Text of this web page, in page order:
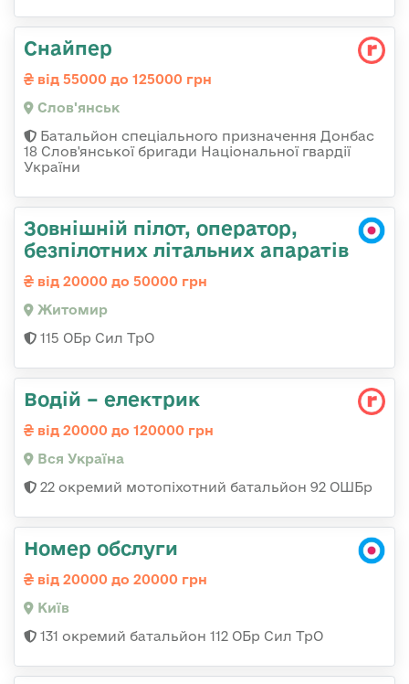
Снайпер
від 55000 до 125000 грн
Слов'янськ
Батальйон спеціального призначення Донбас
18 Слов'янської бригади Національної гвардії
України
Зовнішній пілот, оператор,
безпілотних літальних апаратів
від 20000 до 50000 грн
Житомир
115 ОБр Сил ТрО
Водій – електрик
від 20000 до 120000 грн
Вся Україна
22 окремий мотопіхотний батальйон 92 ОШБр
Номер обслуги
від 20000 до 20000 грн
Київ
131 окремий батальйон 112 ОБр Сил ТрО